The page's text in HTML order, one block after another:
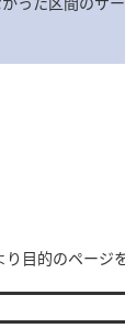
目的のページ